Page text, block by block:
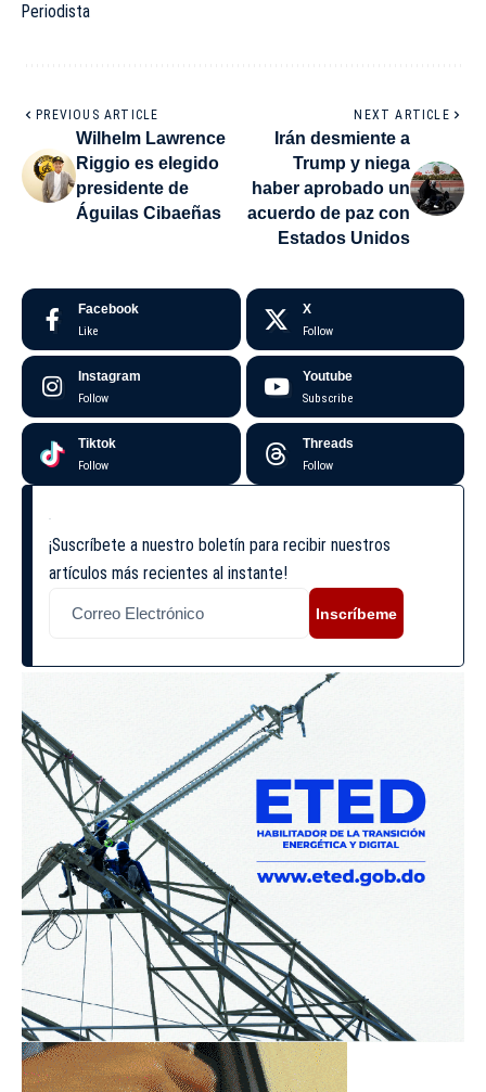
Periodista
PREVIOUS ARTICLE
Wilhelm Lawrence
Riggio es elegido
presidente de
Águilas Cibaeñas
NEXT ARTICLE
Irán desmiente a
Trump y niega
haber aprobado un
acuerdo de paz con
Estados Unidos
Facebook
Like
X
Follow
Instagram
Follow
Youtube
Subscribe
Tiktok
Follow
Threads
Follow
¡Suscríbete a nuestro boletín para recibir nuestros
artículos más recientes al instante!
Inscríbeme